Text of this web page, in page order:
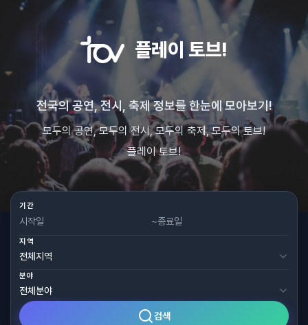
플레이 토브!
전국의 공연, 전시, 축제 정보를 한눈에 모아보기!
모두의 공연, 모두의 전시, 모두의 축제, 모두의 토브!
플레이 토브!
기간
~
지역
분야
검색